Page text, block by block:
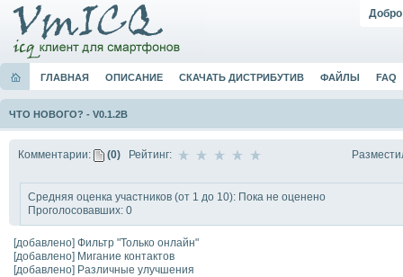
ГЛАВНАЯ ОПИСАНИЕ СКАЧАТЬ ДИСТРИБУТИВ ФАЙЛЫ FAQ
ЧТО НОВОГО? - V0.1.2B
Комментарии: (0) Рейтинг:
Средняя оценка участников (от 1 до 10): Пока не оценено
Проголосовавших: 0
[добавлено] Фильтр "Только онлайн"
[добавлено] Мигание контактов
[добавлено] Различные улучшения